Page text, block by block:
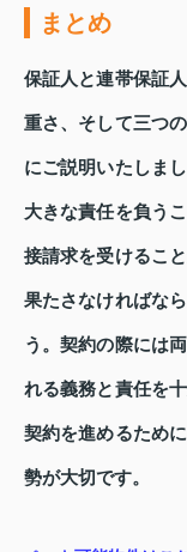
まとめ
保証人と連帯保証
重さ、そして三つ
にご説明いたしま
大きな責任を負う
接請求を受けるこ
果たさなければな
う。契約の際には
れる義務と責任を
契約を進めるため
勢が大切です。